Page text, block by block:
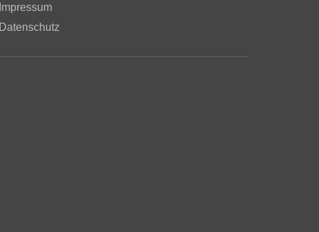
Impressum
Datenschutz